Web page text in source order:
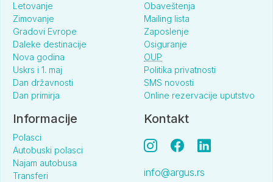
Letovanje
Zimovanje
Gradovi Evrope
Daleke destinacije
Nova godina
Uskrs i 1. maj
Dan državnosti
Dan primirja
Obaveštenja
Mailing lista
Zaposlenje
Osiguranje
OUP
Politika privatnosti
SMS novosti
Online rezervacije uputstvo
Informacije
Polasci
Autobuski polasci
Najam autobusa
Transferi
Kontakt
info@argus.rs